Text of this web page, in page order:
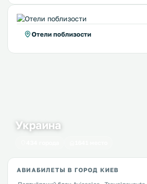
Отели поблизости
Украина
АВИАБИЛЕТЫ В ГОРОД КИЕВ